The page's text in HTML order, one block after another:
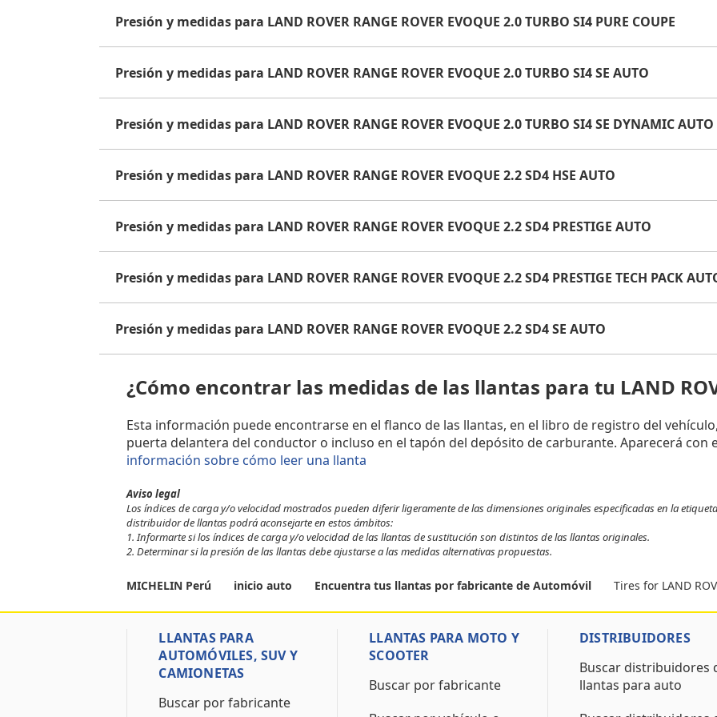
Presión y medidas para LAND ROVER RANGE ROVER EVOQUE 2.0 TURBO SI4 PURE COUPE
Presión y medidas para LAND ROVER RANGE ROVER EVOQUE 2.0 TURBO SI4 SE AUTO
Presión y medidas para LAND ROVER RANGE ROVER EVOQUE 2.0 TURBO SI4 SE DYNAMIC AUTO
Presión y medidas para LAND ROVER RANGE ROVER EVOQUE 2.2 SD4 HSE AUTO
Presión y medidas para LAND ROVER RANGE ROVER EVOQUE 2.2 SD4 PRESTIGE AUTO
Presión y medidas para LAND ROVER RANGE ROVER EVOQUE 2.2 SD4 PRESTIGE TECH PACK
Presión y medidas para LAND ROVER RANGE ROVER EVOQUE 2.2 SD4 SE AUTO
¿Cómo encontrar las medidas de las llantas para tu LAND
Esta información puede encontrarse en el flanco de las llantas, en el libro de registro del
puerta delantera del conductor o incluso en el tapón del depósito de carburante. Aparecerá con
información sobre cómo leer una llanta
Aviso legal
Los índices de carga y/o velocidad mostrados pueden diferir ligeramente de las dimensiones originales especificadas en la
distribuidor de llantas podrá aconsejarte en estos ámbitos:
1. Informarte si los índices de carga y/o velocidad de las llantas de sustitución son distintos de las llantas originales.
2. Determinar si la presión de las llantas debe ajustarse a las medidas alternativas propuestas.
MICHELIN Perú inicio auto Encuentra tus llantas por fabricante de Automóvil Tires for LAND
LLANTAS PARA
AUTOMÓVILES, SUV Y
CAMIONETAS
Buscar por fabricante
LLANTAS PARA MOTO Y
SCOOTER
Buscar por fabricante
DISTRIBUIDORES
Buscar distribuidores
llantas para auto